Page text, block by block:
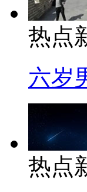
热点
六岁
热点